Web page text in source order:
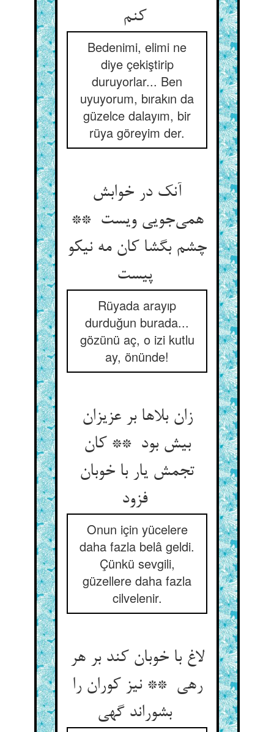
Bedenimi, elimi ne
diye çekiştirip
duruyorlar... Ben
uyuyorum, bırakın da
güzelce dalayım, bir
rüya göreyim der.
آنک در خوابش
همی‌جویی ویست **
چشم بگشا کان مه نیکو
پیست
Rüyada arayıp
durduğun burada...
gözünü aç, o izi kutlu
ay, önünde!
زان بلاها بر عزیزان
بیش بود ** کان
تجمش یار با خوبان
فزود
Onun için yücelere
daha fazla belâ geldi.
Çünkü sevgili,
güzellere daha fazla
cilvelenir.
لاغ با خوبان کند بر هر
رهی ** نیز کوران را
بشوراند گهی